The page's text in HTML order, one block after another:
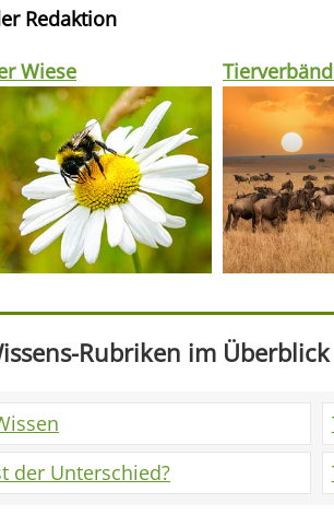
Redaktion
Wiese
Rubriken im Überblick
der Unterschied?